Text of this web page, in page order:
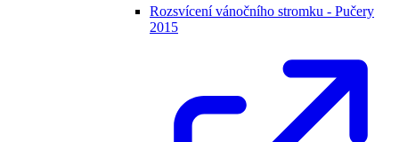
Rozsvícení vánočního stromku - Pučery
2015